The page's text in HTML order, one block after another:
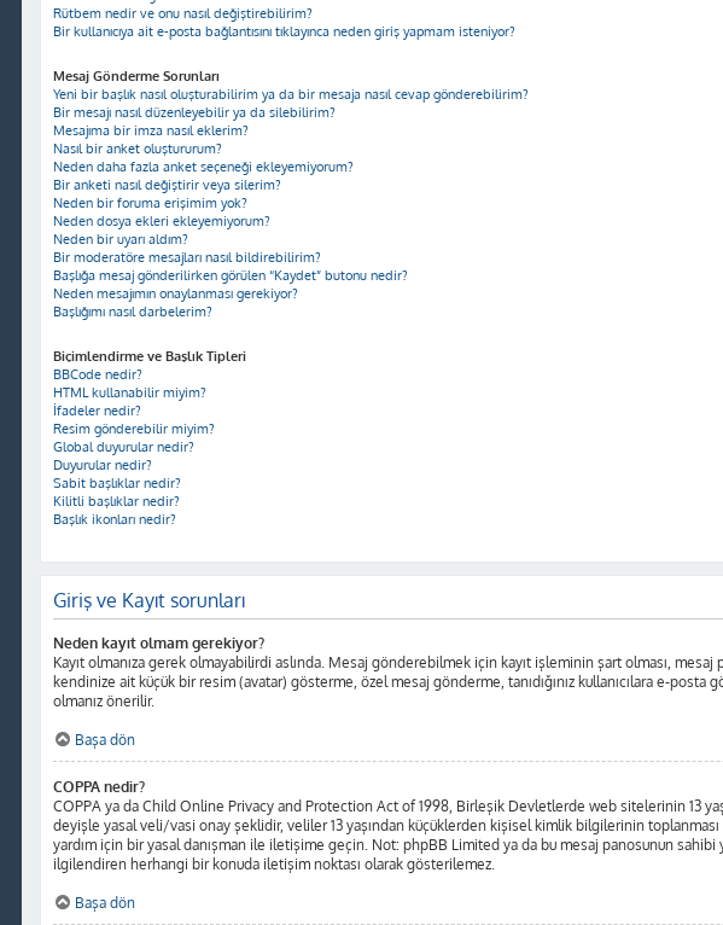
Rütbem nedir ve onu nasıl değiştirebilirim?
Bir kullanıcıya ait e-posta bağlantısını tıklayınca neden giriş yapmam isteniyor?
Mesaj Gönderme Sorunları
Yeni bir başlık nasıl oluşturabilirim ya da bir mesaja nasıl cevap gönderebilirim?
Bir mesajı nasıl düzenleyebilir ya da silebilirim?
Mesajıma bir imza nasıl eklerim?
Nasıl bir anket oluştururum?
Neden daha fazla anket seçeneği ekleyemiyorum?
Bir anketi nasıl değiştirir veya silerim?
Neden bir foruma erişimim yok?
Neden dosya ekleri ekleyemiyorum?
Neden bir uyarı aldım?
Bir moderatöre mesajları nasıl bildirebilirim?
Başlığa mesaj gönderilirken görülen “Kaydet” butonu nedir?
Neden mesajımın onaylanması gerekiyor?
Başlığımı nasıl darbelerim?
Biçimlendirme ve Başlık Tipleri
BBCode nedir?
HTML kullanabilir miyim?
İfadeler nedir?
Resim gönderebilir miyim?
Global duyurular nedir?
Duyurular nedir?
Sabit başlıklar nedir?
Kilitli başlıklar nedir?
Başlık ikonları nedir?
Giriş ve Kayıt sorunları
Neden kayıt olmam gerekiyor?
Kayıt olmanıza gerek olmayabilirdi aslında. Mesaj gönderebilmek için kayıt işleminin şart olması, mesaj
kendinize ait küçük bir resim (avatar) gösterme, özel mesaj gönderme, tanıdığınız kullanıcılara e-posta
olmanız önerilir.
Başa dön
COPPA nedir?
COPPA ya da Child Online Privacy and Protection Act of 1998, Birleşik Devletlerde web sitelerinin 13
deyişle yasal veli/vasi onay şeklidir, veliler 13 yaşından küçüklerden kişisel kimlik bilgilerinin
yardım için bir yasal danışman ile iletişime geçin. Not: phpBB Limited ya da bu mesaj panosunun
ilgilendiren herhangi bir konuda iletişim noktası olarak gösterilemez.
Başa dön